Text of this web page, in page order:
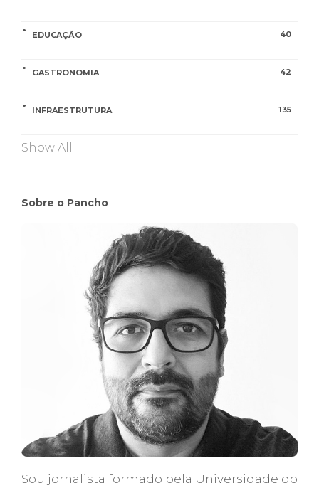
EDUCAÇÃO 40
GASTRONOMIA 42
INFRAESTRUTURA 135
Show All
Sobre o Pancho
Sou jornalista formado pela Universidade do